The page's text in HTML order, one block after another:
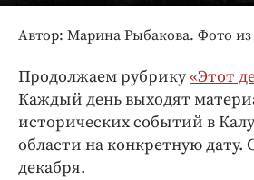
Экономика и бизнес
ПРОЕКТЫ
Блоги
Издания
Медиаперсона
Интересное чтиво
Автор: Марина Рыбакова. Фото из
Продолжаем рубрику«Этот
Каждый день выходят
исторических событий в
области на конкретную дату.
декабря.